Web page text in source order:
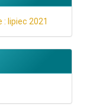
lipiec 2021